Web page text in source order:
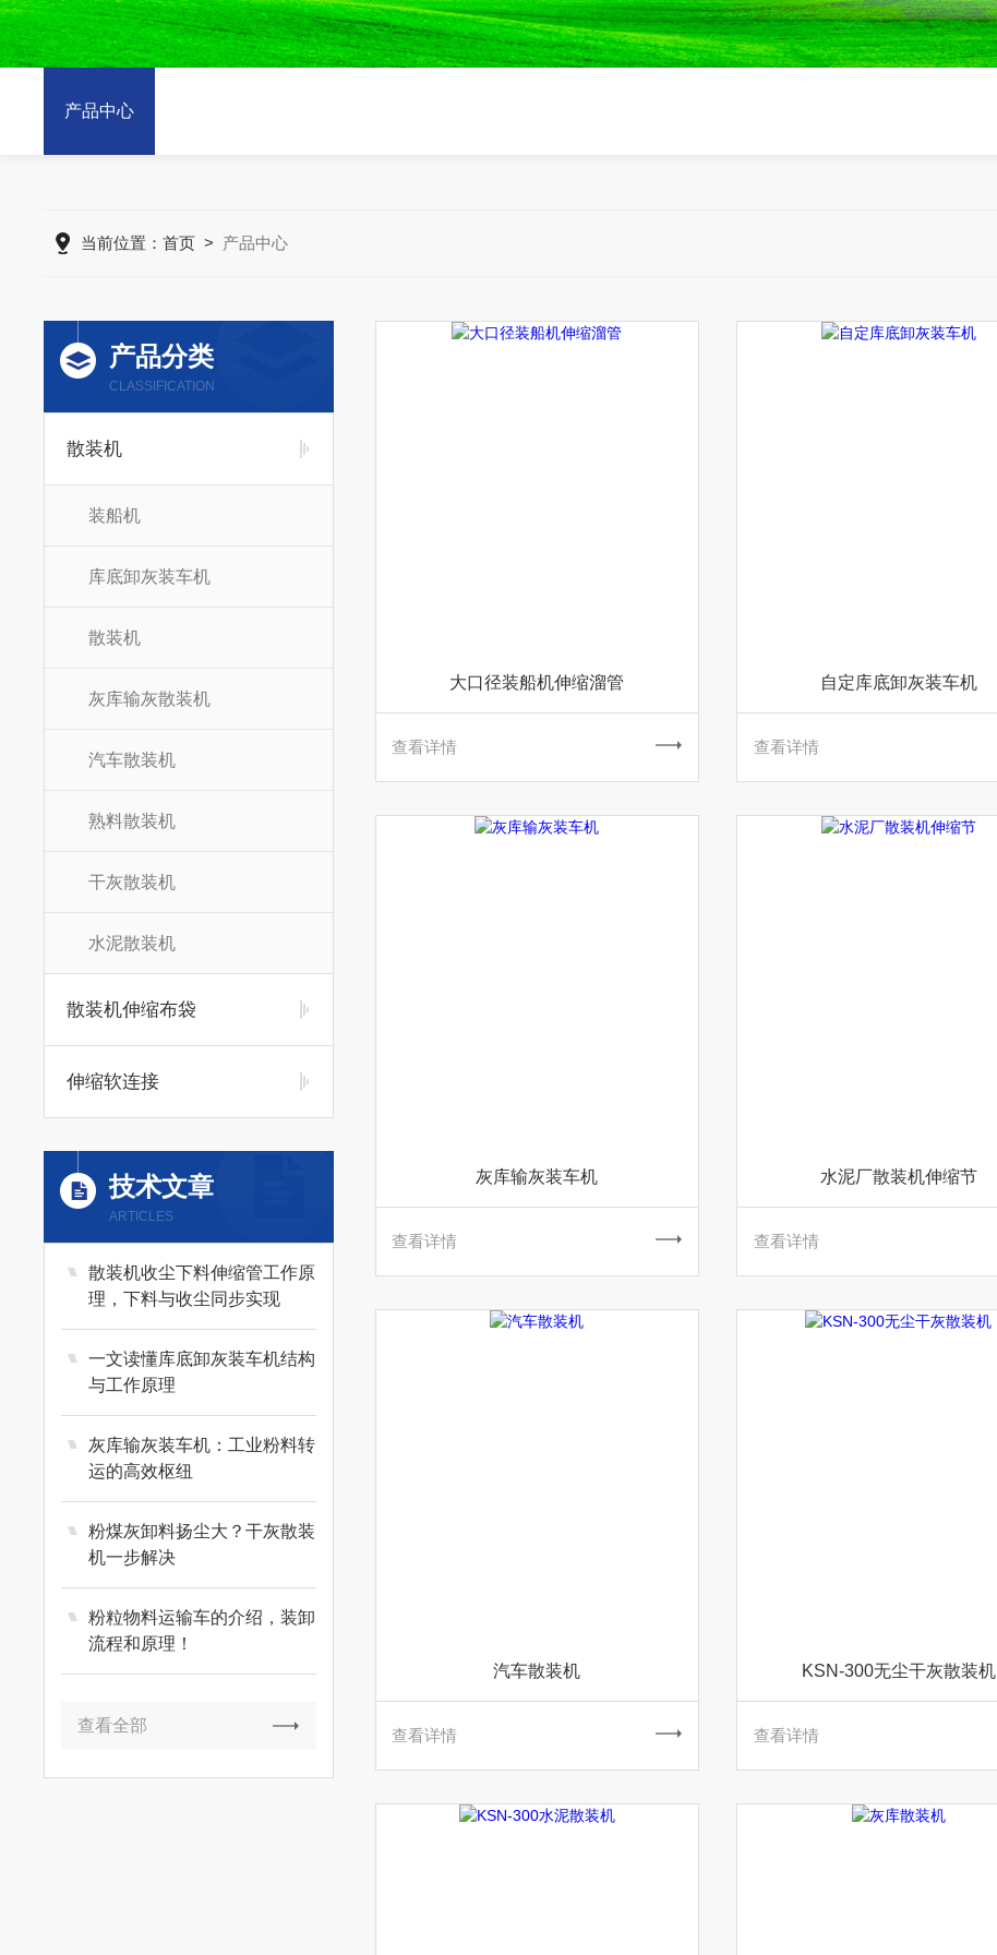
产品中心
当前位置：首页 > 产品中心
产品分类
CLASSIFICATION
散装机
装船机
库底卸灰装车机
散装机
灰库输灰散装机
汽车散装机
熟料散装机
干灰散装机
水泥散装机
散装机伸缩布袋
伸缩软连接
技术文章
ARTICLES
散装机收尘下料伸缩管工作原
理，下料与收尘同步实现
一文读懂库底卸灰装车机结构
与工作原理
灰库输灰装车机：工业粉料转
运的高效枢纽
粉煤灰卸料扬尘大？干灰散装
机一步解决
粉粒物料运输车的介绍，装卸
流程和原理！
查看全部
大口径装船机伸缩溜管
查看详情
自定库底卸灰装车机
查看详情
灰库输灰装车机
查看详情
水泥厂散装机伸缩节
查看详情
汽车散装机
查看详情
KSN-300无尘干灰散装机
查看详情